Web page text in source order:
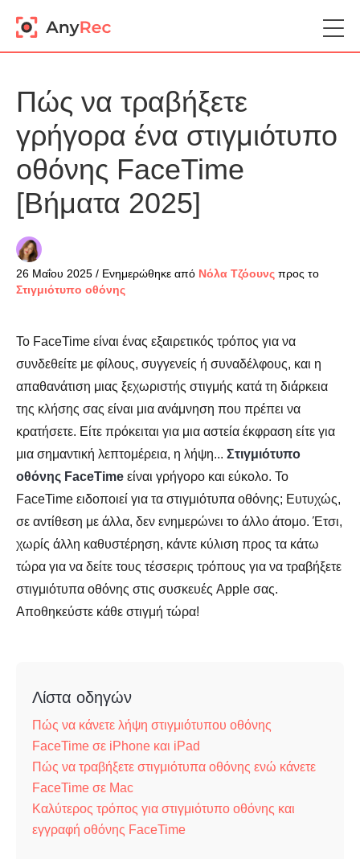
Πώς να τραβήξετε
γρήγορα ένα στιγμιότυπο
οθόνης FaceTime
[Βήματα 2025]
26 Μαΐου 2025 / Ενημερώθηκε από Νόλα Τζόουνς προς το
Στιγμιότυπο οθόνης
Το FaceTime είναι ένας εξαιρετικός τρόπος για να
συνδεθείτε με φίλους, συγγενείς ή συναδέλφους, και η
απαθανάτιση μιας ξεχωριστής στιγμής κατά τη διάρκεια
της κλήσης σας είναι μια ανάμνηση που πρέπει να
κρατήσετε. Είτε πρόκειται για μια αστεία έκφραση είτε για
μια σημαντική λεπτομέρεια, η λήψη... Στιγμιότυπο
οθόνης FaceTime είναι γρήγορο και εύκολο. Το
FaceTime ειδοποιεί για τα στιγμιότυπα οθόνης; Ευτυχώς,
σε αντίθεση με άλλα, δεν ενημερώνει το άλλο άτομο. Έτσι,
χωρίς άλλη καθυστέρηση, κάντε κύλιση προς τα κάτω
τώρα για να δείτε τους τέσσερις τρόπους για να τραβήξετε
στιγμιότυπα οθόνης στις συσκευές Apple σας.
Αποθηκεύστε κάθε στιγμή τώρα!
Λίστα οδηγών
Πώς να κάνετε λήψη στιγμιότυπου οθόνης
FaceTime σε iPhone και iPad
Πώς να τραβήξετε στιγμιότυπα οθόνης ενώ κάνετε
FaceTime σε Mac
Καλύτερος τρόπος για στιγμιότυπο οθόνης και
εγγραφή οθόνης FaceTime